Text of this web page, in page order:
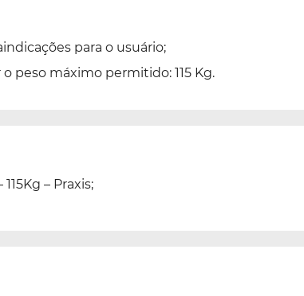
para o usuário;
peso máximo permitido: 115 Kg.
– Praxis;